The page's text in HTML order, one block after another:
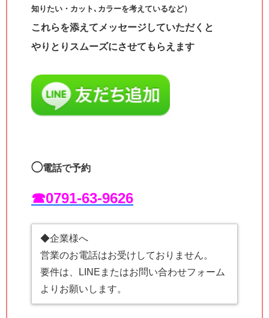
知りたい・カット､カラーを考えているなど）
これらを添えてメッセージしていただくと
やりとりスムーズにさせてもらえます
◯電話で予約
☎︎0791-63-9626
◆企業様へ
営業のお電話はお受けしておりません。
要件は、LINEまたはお問い合わせフォーム
よりお願いします。